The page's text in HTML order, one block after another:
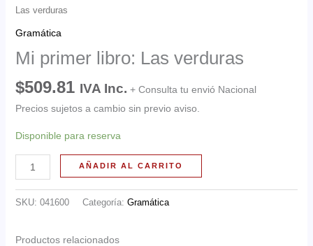
Las verduras
Gramática
Mi primer libro: Las verduras
$509.81 IVA Inc. + Consulta tu envió Nacional
Precios sujetos a cambio sin previo aviso.
Disponible para reserva
libro:
cantidad
AÑADIR AL CARRITO
SKU: 041600 Categoría: Gramática
Productos relacionados